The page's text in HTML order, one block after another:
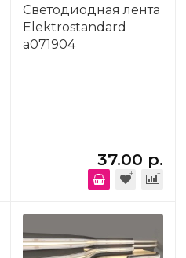
Светодиодная лента
Elektrostandard
a071904
37.00 р.